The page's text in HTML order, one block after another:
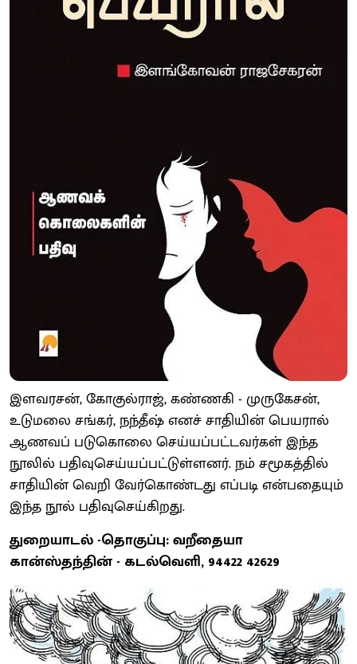
இளவரசன், கோகுல்ராஜ், கண்ணகி - முருகேசன்,
உடுமலை சங்கர், நந்தீஷ் எனச் சாதியின் பெயரால்
ஆணவப் படுகொலை செய்யப்பட்டவர்கள் இந்த
நூலில் பதிவுசெய்யப்பட்டுள்ளனர். நம் சமூகத்தில்
சாதியின் வெறி வேர்கொண்டது எப்படி என்பதையும்
இந்த நூல் பதிவுசெய்கிறது.
துறையாடல் -தொகுப்பு: வறீதையா
கான்ஸ்தந்தின் - கடல்வெளி, 94422 42629